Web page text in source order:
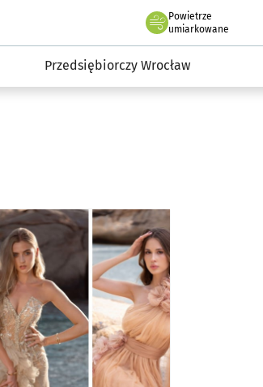
Powietrze
we Wrocławiu
umiarkowane
Przedsiębiorczy Wrocław